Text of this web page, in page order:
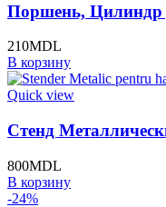
Поршень, Цилиндр
210MDL
В корзину
Quick view
Стенд
800MDL
В корзину
-24%